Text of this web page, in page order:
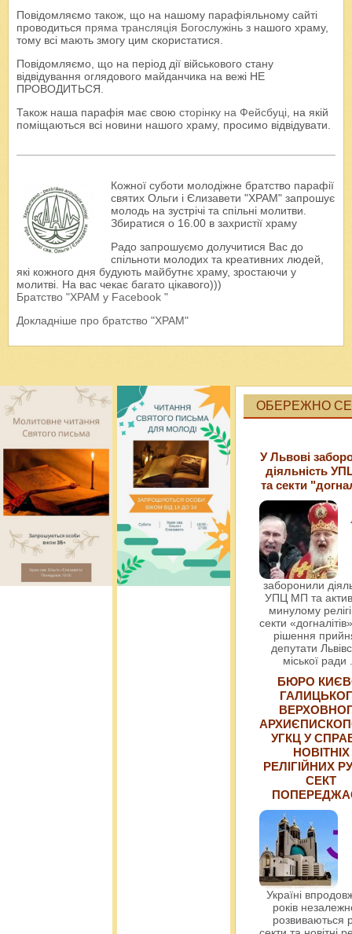
Повідомляємо також, що на нашому парафіяльному сайті
проводиться пряма трансляція Богослужінь з нашого храму,
тому всі мають змогу цим скористатися.
Повідомляємо, що на період дії військового стану
відвідування оглядового майданчика на вежі НЕ
ПРОВОДИТЬСЯ.
Також наша парафія має свою сторінку на Фейсбуці, на якій
поміщаються всі новини нашого храму, просимо відвідувати.
Кожної суботи молодіжне братство парафії
святих Ольги і Єлизавети "ХРАМ" запрошує
молодь на зустрічі та спільні молитви.
Збиратися о 16.00 в захристії храму
Радо запрошуємо долучитися Вас до
спільноти молодих та креативних людей,
які кожного дня будують майбутнє храму, зростаючи у
молитві. На вас чекає багато цікавого)))
Братство "ХРАМ у Facebook "
Докладніше про братство "ХРАМ"
ОБЕРЕЖНО
У Львові
діяльність
та секти
заборонили
УПЦ МП та
минулому
секти
рішення
депутати
міської ради
БЮРО
УГКЦ У
НОВІТНІХ
РЕЛІГІЙНИХ
СЕКТ
Україні
років
розвиваються